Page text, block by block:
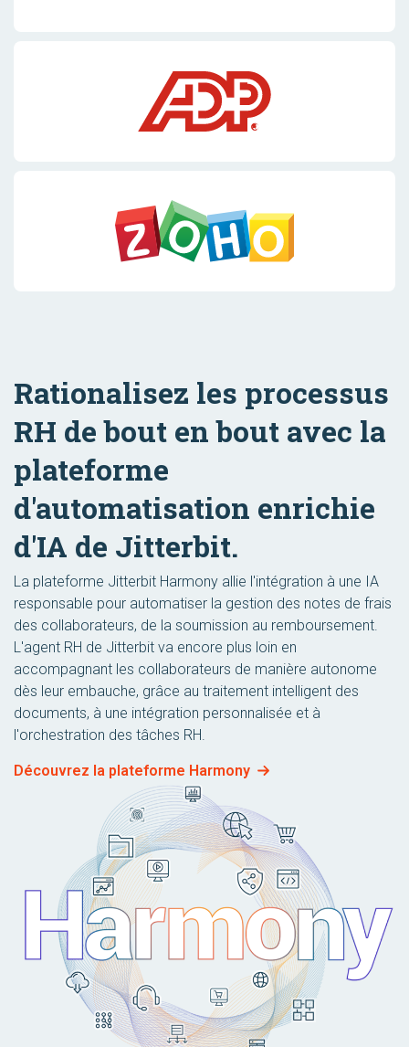
Rationalisez les processus
RH de bout en bout avec la
plateforme
d'automatisation enrichie
d'IA de Jitterbit.
La plateforme Jitterbit Harmony allie l'intégration à une IA
responsable pour automatiser la gestion des notes de frais
des collaborateurs, de la soumission au remboursement.
L'agent RH de Jitterbit va encore plus loin en
accompagnant les collaborateurs de manière autonome
dès leur embauche, grâce au traitement intelligent des
documents, à une intégration personnalisée et à
l'orchestration des tâches RH.
Découvrez la plateforme Harmony